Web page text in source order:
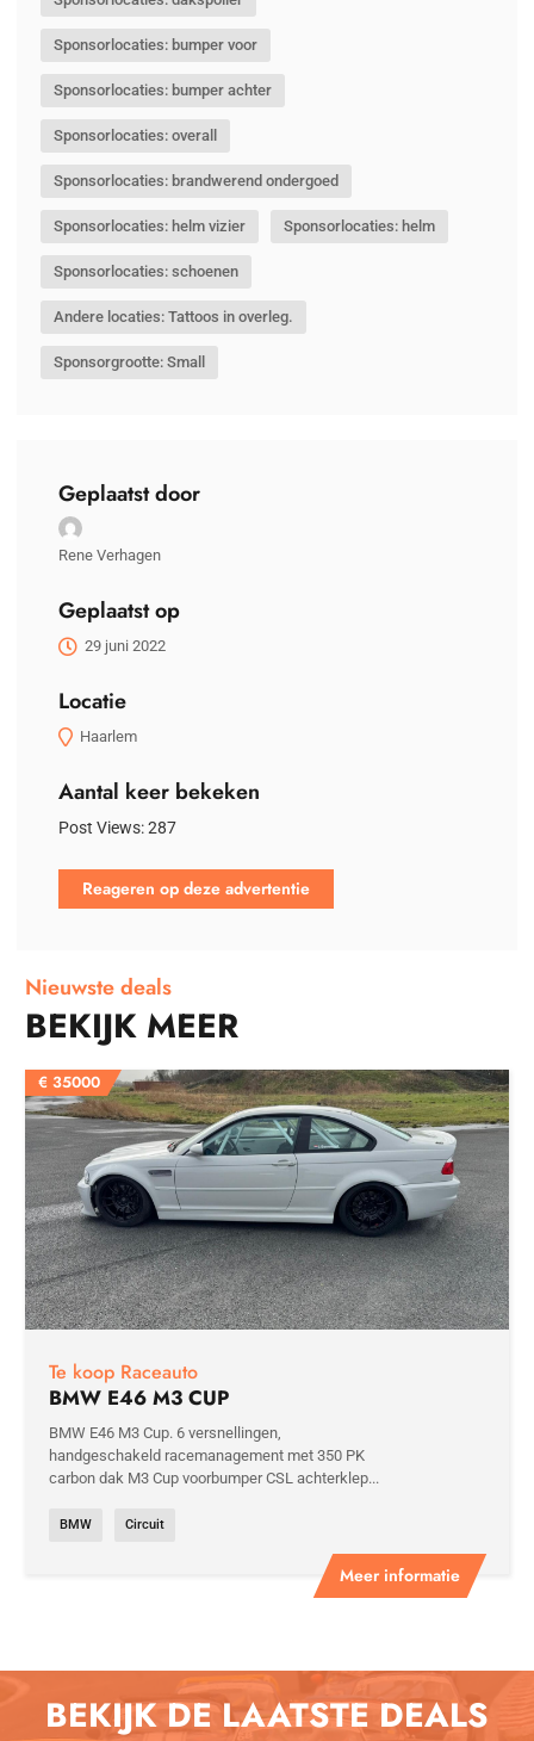
Sponsorlocaties: bumper voor
Sponsorlocaties: bumper achter
Sponsorlocaties: overall
Sponsorlocaties: brandwerend ondergoed
Sponsorlocaties: helm vizier Sponsorlocaties: helm
Sponsorlocaties: schoenen
Andere locaties: Tattoos in overleg.
Sponsorgrootte: Small
Geplaatst door
Rene Verhagen
Geplaatst op
29 juni 2022
Locatie
Haarlem
Aantal keer bekeken
Post Views:287
Reageren op deze advertentie
Nieuwste deals
BEKIJK MEER
€ 35000
Meer informatie
Te koop Raceauto
BMW E46 M3 CUP
BMW E46 M3 Cup. 6 versnellingen,
handgeschakeld racemanagement met 350 PK
carbon dak M3 Cup voorbumper CSL achterklep...
BMW Circuit
BEKIJK DE LAATSTE DEALS